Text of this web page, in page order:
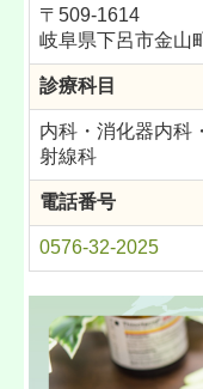
〒509-1614
岐阜県下呂市金山
診療科目
内科・消化器内科
射線科
電話番号
0576-32-2025